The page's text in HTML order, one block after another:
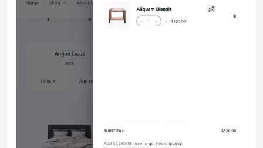
Descriptions
descriptions off
, selected
Subtitles
subtitles settings
settings dialog
Picture-in-Picture
Fullscreen